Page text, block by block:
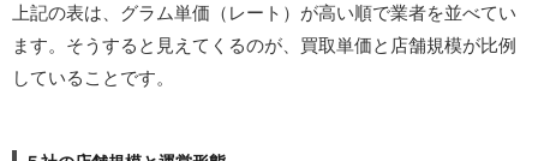
上記の表は、グラム単価（レート）が高い順で業者を並べてい
ます。そうすると見えてくるのが、買取単価と店舗規模が比例
していることです。